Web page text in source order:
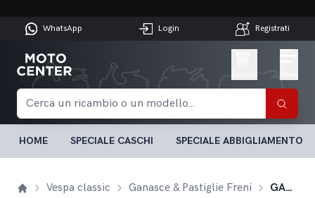
WhatsApp Login Registrati
HOME SPECIALE CASCHI SPECIALE ABBIGLIAMENTO
Vespa classic Ganasce & Pastiglie Freni GANASCE RACING FRENO POSTERIORE GF0087 PIAGGIO VESPA 125 150 (1951>1962)